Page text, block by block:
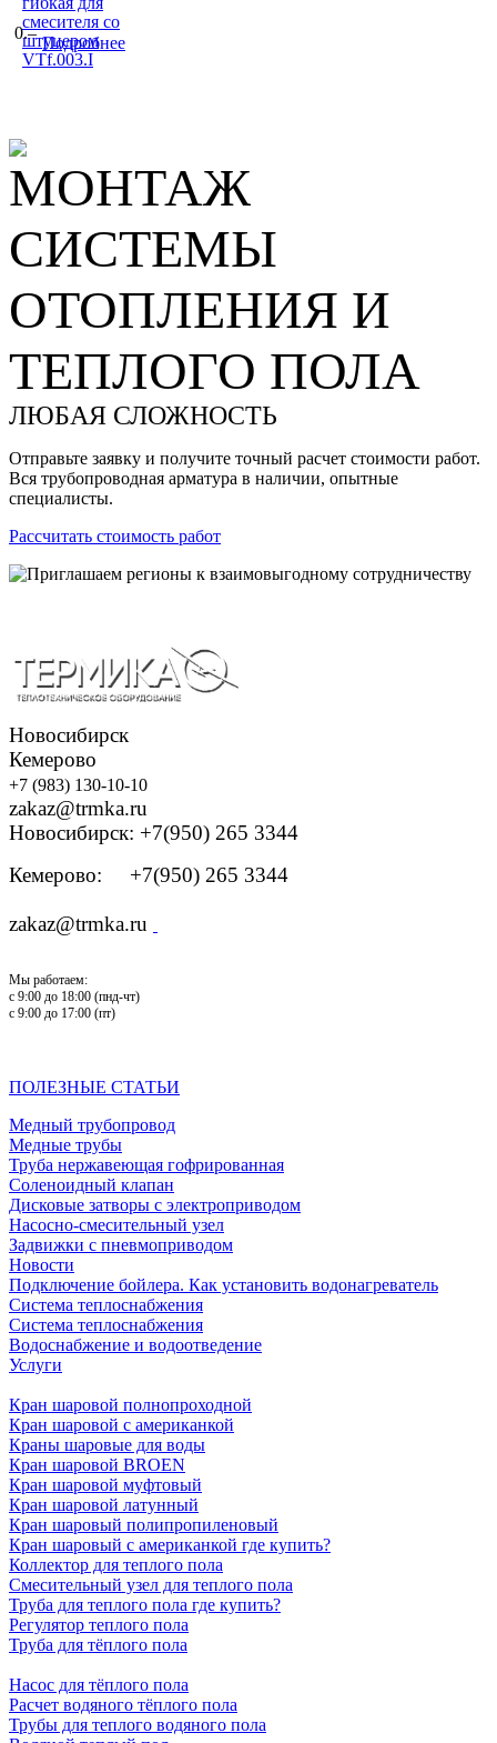
смесителя со
штуцером
VTf.003.I
0.–
Подробнее
МОНТАЖ
СИСТЕМЫ
ОТОПЛЕНИЯ И
ТЕПЛОГО ПОЛА
ЛЮБАЯ СЛОЖНОСТЬ
Отправьте заявку и получите точный расчет стоимости работ.
Вся трубопроводная арматура в наличии, опытные
специалисты.
Рассчитать стоимость работ
Новосибирск
Кемерово
+7 (983) 130-10-10
zakaz@trmka.ru
Новосибирск: +7(950) 265 3344
Кемерово: +7(950) 265 3344
zakaz@trmka.ru
Мы работаем:
с 9:00 до 18:00 (пнд-чт)
с 9:00 до 17:00 (пт)
ПОЛЕЗНЫЕ СТАТЬИ
Медный трубопровод
Медные трубы
Труба нержавеющая гофрированная
Соленоидный клапан
Дисковые затворы с электроприводом
Насосно-смесительный узел
Задвижки с пневмоприводом
Новости
Подключение бойлера. Как установить водонагреватель
Система теплоснабжения
Система теплоснабжения
Водоснабжение и водоотведение
Услуги
Кран шаровой полнопроходной
Кран шаровой с американкой
Краны шаровые для воды
Кран шаровой BROEN
Кран шаровой муфтовый
Кран шаровой латунный
Кран шаровый полипропиленовый
Кран шаровый с американкой где купить?
Коллектор для теплого пола
Смесительный узел для теплого пола
Труба для теплого пола где купить?
Регулятор теплого пола
Труба для тёплого пола
Насос для тёплого пола
Расчет водяного тёплого пола
Трубы для теплого водяного пола